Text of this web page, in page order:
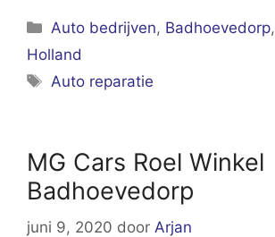
Categorieën
Auto bedrijven, Badhoevedorp,
Holland
Tags
Auto reparatie
MG Cars Roel Winkel
Badhoevedorp
juni 9, 2020 door Arjan